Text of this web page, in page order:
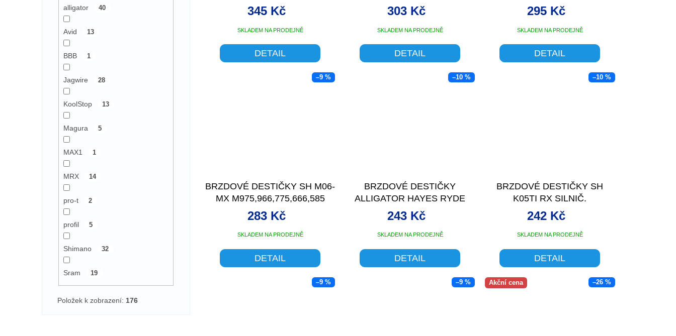
alligator 40
Avid 13
BBB 1
Jagwire 28
KoolStop 13
Magura 5
MAX1 1
MRX 14
pro-t 2
profil 5
Shimano 32
Sram 19
Položek k zobrazení: 176
SKLADEM NA PRODEJNĚ
345 Kč
DETAIL
SINTROVAN
SKLADEM NA PRODEJNĚ
303 Kč
DETAIL
AVID (BB7, JUICY)
SKLADEM NA PRODEJNĚ
295 Kč
DETAIL
–9 %
BRZDOVÉ DESTIČKY SH M06-
MX M975,966,775,666,585
SKLADEM NA PRODEJNĚ
283 Kč
DETAIL
–10 %
BRZDOVÉ DESTIČKY
ALLIGATOR HAYES RYDE
ORGANICKÉ
SKLADEM NA PRODEJNĚ
243 Kč
DETAIL
–10 %
BRZDOVÉ DESTIČKY SH
K05TI RX SILNIČ.
BRR9170,805 P
SKLADEM NA PRODEJNĚ
242 Kč
DETAIL
–9 % –9 % Akční cena –26 %